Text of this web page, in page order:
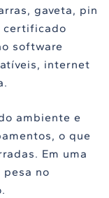
gaveta, pin
certificado
software
internet
ambiente e
o que
Em uma
pesa no